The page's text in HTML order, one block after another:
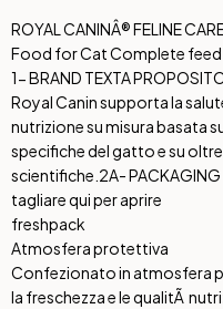
ROYAL CANINÂ® FELINE
Food for Cat Complete
1- BRAND TEXTA
Royal Canin supporta la
nutrizione su misura basata
specifiche del gatto e su
scientifiche. 2A- PACKAGING
tagliare qui per aprire
freshpack
Atmosfera protettiva
Confezionato in atmosfera
la freschezza e le qualitÃ